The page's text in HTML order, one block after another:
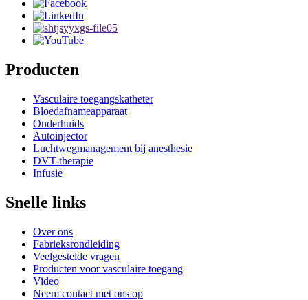
Producten
Vasculaire toegangskatheter
Bloedafnameapparaat
Onderhuids
Autoinjector
Luchtwegmanagement bij anesthesie
DVT-therapie
Infusie
Snelle links
Over ons
Fabrieksrondleiding
Veelgestelde vragen
Producten voor vasculaire toegang
Video
Neem contact met ons op